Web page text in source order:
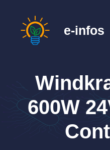
springen
e-infos
600W